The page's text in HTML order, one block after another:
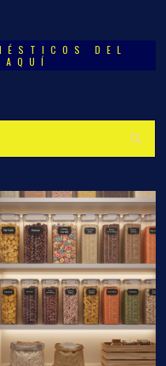
DEL